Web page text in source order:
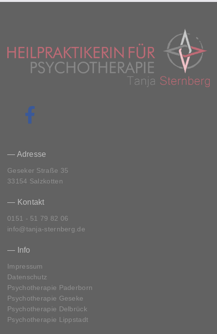
— Adresse
Geseker Straße 35
33154 Salzkotten
— Kontakt
0151 - 51 79 82 06
info@tanja-sternberg.de
— Info
Impressum
Datenschutz
Psychotherapie Paderborn
Psychotherapie Geseke
Psychotherapie Delbrück
Psychotherapie Lippstadt